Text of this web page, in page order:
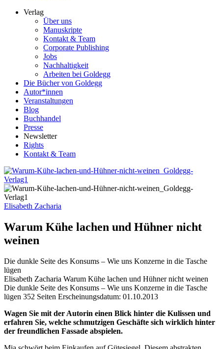
Verlag
Über uns
Manuskripte
Kontakt & Team
Corporate Publishing
Jobs
Nachhaltigkeit
Arbeiten bei Goldegg
Die Bücher von Goldegg
Autor*innen
Veranstaltungen
Blog
Buchhandel
Presse
Newsletter
Rights
Kontakt & Team
Elisabeth Zacharia
Warum Kühe lachen und Hühner nicht
weinen
Die dunkle Seite des Konsums – Wie uns Konzerne in die Tasche
lügen
Buchdetails
Elisabeth Zacharia Warum Kühe lachen und Hühner nicht weinen
Die dunkle Seite des Konsums – Wie uns Konzerne in die Tasche
lügen 352 Seiten Erscheinungsdatum: 01.10.2013
Beschreibung
Wagen Sie mit der Autorin einen Blick hinter die Kulissen und
erfahren Sie, welche schmutzigen Geschäfte sich wirklich hinter
der freundlichen Fassade abspielen.